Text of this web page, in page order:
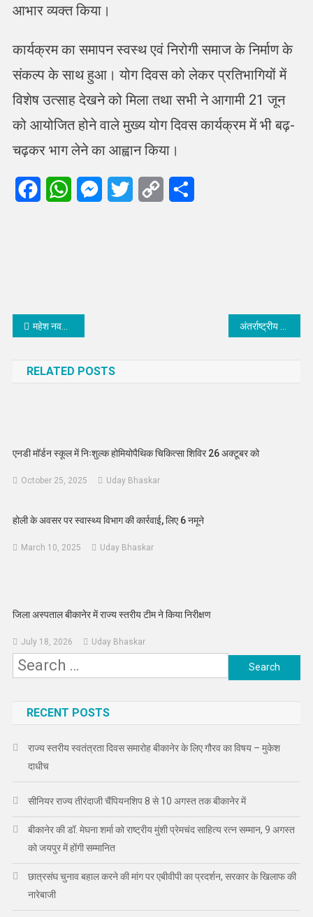
आभार व्यक्त किया।
कार्यक्रम का समापन स्वस्थ एवं निरोगी समाज के निर्माण के
संकल्प के साथ हुआ। योग दिवस को लेकर प्रतिभागियों में
विशेष उत्साह देखने को मिला तथा सभी ने आगामी 21 जून
को आयोजित होने वाले मुख्य योग दिवस कार्यक्रम में भी बढ़-
चढ़कर भाग लेने का आह्वान किया।
FacebookWhatsAppMessenger
Twitter
Copy
Post
महेश नवमी से पूर्व महेश भवन में तीन दिवसीय स्वास्थ्य एवं योग शिविर का शुभारंभ
RELATED POSTS
एनडी मॉर्डन स्कूल में निःशुल्क होमियोपैथिक चिकित्सा शिविर 26 अक्टूबर को
October 25, 2025 Uday Bhaskar
होली के अवसर पर स्वास्थ्य विभाग की कार्रवाई, लिए 6 नमूने
March 10, 2025 Uday Bhaskar
जिला अस्पताल बीकानेर में राज्य स्तरीय टीम ने किया निरीक्षण
July 18, 2026 Uday Bhaskar
Search
RECENT POSTS
राज्य स्तरीय स्वतंत्रता दिवस समारोह बीकानेर के लिए गौरव का विषय – मुकेश
दाधीच
सीनियर राज्य तीरंदाजी चैंपियनशिप 8 से 10 अगस्त तक बीकानेर में
बीकानेर की डॉ. मेघना शर्मा को राष्ट्रीय मुंशी प्रेमचंद साहित्य रत्न सम्मान, 9 अगस्त
को जयपुर में होंगी सम्मानित
छात्रसंघ चुनाव बहाल करने की मांग पर एबीवीपी का प्रदर्शन, सरकार के खिलाफ की
नारेबाजी